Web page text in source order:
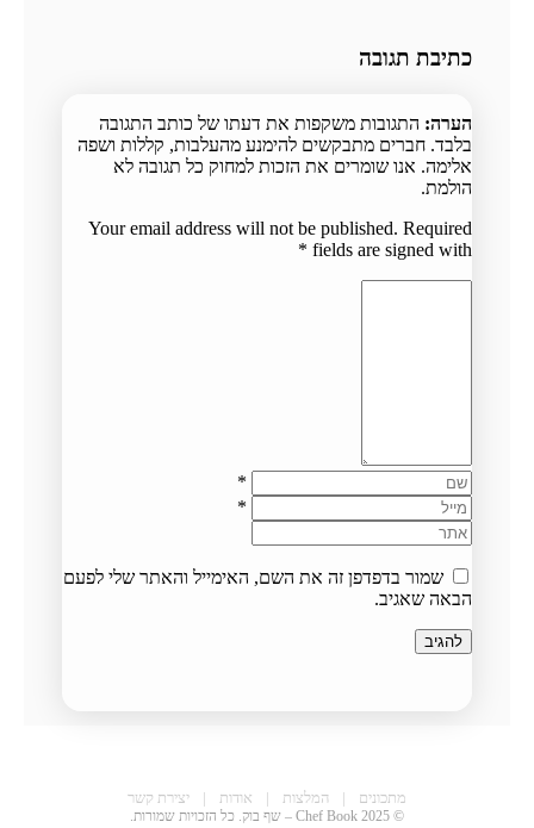
כתיבת תגובה
הערה: התגובות משקפות את דעתו של כותב התגובה
בלבד. חברים מתבקשים להימנע מהעלבות, קללות ושפה
אלימה. אנו שומרים את הזכות למחוק כל תגובה לא
הולמת.
Your email address will not be published. Required
fields are signed with
*
*
*
שמור בדפדפן זה את השם, האימייל והאתר שלי לפעם
הבאה שאגיב.
מתכונים | המלצות | אודות | יצירת קשר
© 2025 Chef Book – שף בוק. כל הזכויות שמורות.